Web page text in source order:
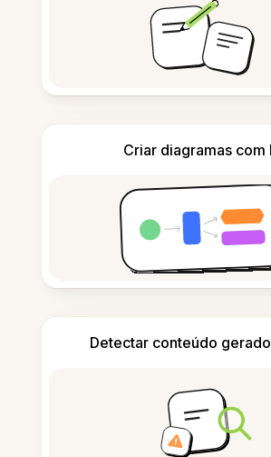
Criar diagramas com
Detectar conteúdo